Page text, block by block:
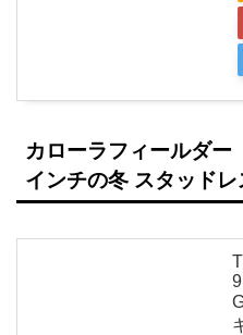
カローラフィールダ
インチの冬 スタッド